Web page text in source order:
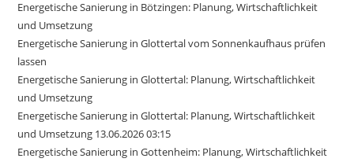
Energetische Sanierung in Bötzingen: Planung, Wirtschaftlichkeit
und Umsetzung
Energetische Sanierung in Glottertal vom Sonnenkaufhaus prüfen
lassen
Energetische Sanierung in Glottertal: Planung, Wirtschaftlichkeit
und Umsetzung
Energetische Sanierung in Glottertal: Planung, Wirtschaftlichkeit
und Umsetzung 13.06.2026 03:15
Energetische Sanierung in Gottenheim: Planung, Wirtschaftlichkeit